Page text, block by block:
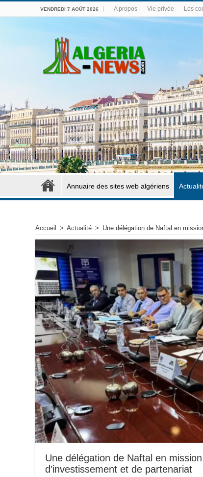
VENDREDI 7 AOÛT 2026 A propos Vie privée Les
Annuaire des sites web algériens
Accueil > Actualité > Une délégation de Naftal en
Une délégation de Naftal en
d’investissement et de partenariat